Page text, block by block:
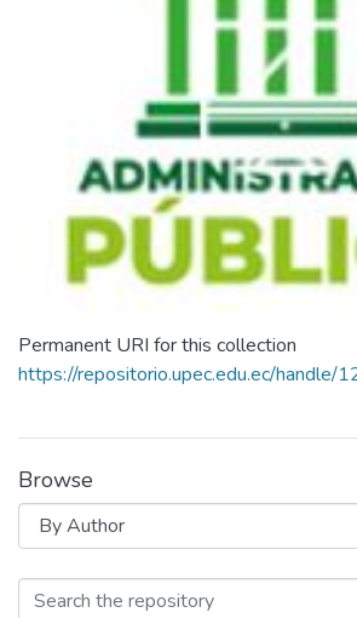
Permanent URI for this collection
https://repositorio.upec.edu.ec/
Browse
Browsing Maestria en